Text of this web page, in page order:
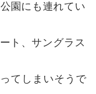
園にも連れてい
ト、サングラス
てしまいそうで